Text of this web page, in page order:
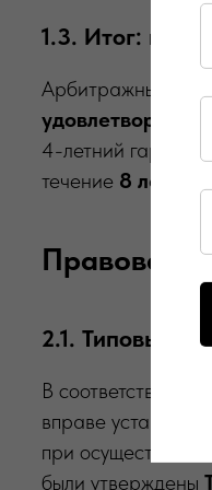
1.3. Итог:
Арбитражный суд
удовлетворил его
4-летний
течение 8 лет
Правовая
2.1. Типовые
В соответствии
вправе
при
были утверждены